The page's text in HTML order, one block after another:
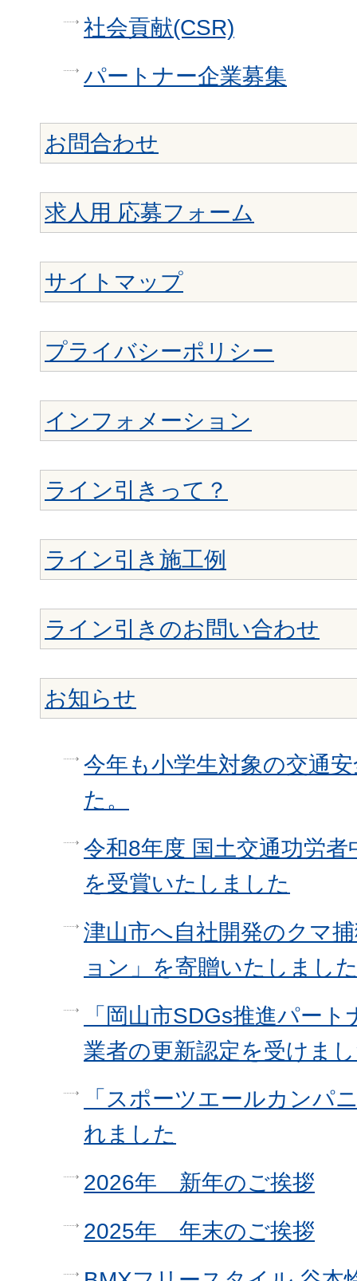
社会貢献(CSR)
パートナー企業募集
お問合わせ
求人用 応募フォーム
サイトマップ
プライバシーポリシー
インフォメーション
ライン引きって？
ライン引き施工例
ライン引きのお問い合わせ
お知らせ
今年も小学生対象の交通
た。
令和8年度 国土交通功労
を受賞いたしました
津山市へ自社開発のクマ
ョン」を寄贈いたしまし
「岡山市SDGs推進パー
業者の更新認定を受けま
「スポーツエールカンパ
れました
2026年 新年のご挨拶
2025年 年末のご挨拶